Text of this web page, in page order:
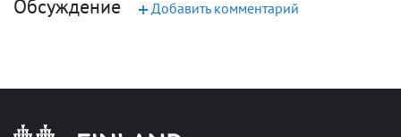
Обсуждение + Добавить комментарий